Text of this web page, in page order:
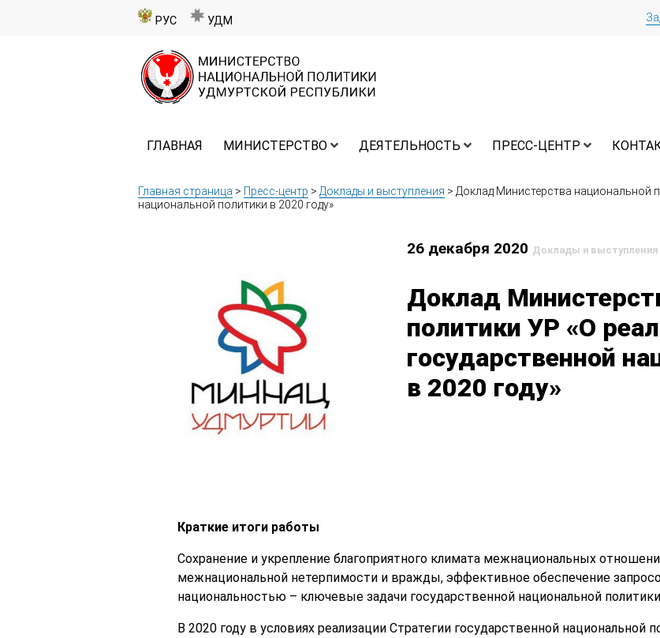
РУС УДМ
ГЛАВНАЯ МИНИСТЕРСТВО ДЕЯТЕЛЬНОСТЬ ПРЕСС-ЦЕНТР
Главная страница > Пресс-центр > Доклады и выступления > Доклад Министерства национальной
национальной политики в 2020 году»
26 декабря 2020 Доклады и выступления
Доклад
политики УР «О
государственной
в 2020 году»
Краткие итоги работы
Сохранение и укрепление благоприятного климата межнациональных
межнациональной нетерпимости и вражды, эффективное обеспечение
национальностью – ключевые задачи государственной национальной
В 2020 году в условиях реализации Стратегии государственной